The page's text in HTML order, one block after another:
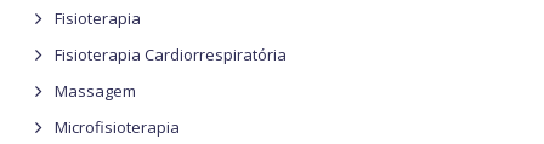
Fisioterapia
Fisioterapia Cardiorrespiratória
Massagem
Microfisioterapia